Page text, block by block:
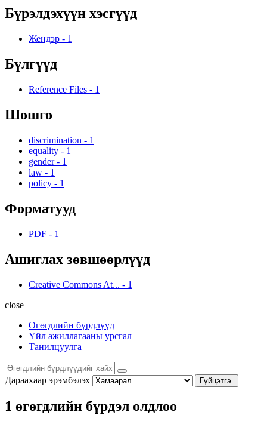
Бүрэлдэхүүн хэсгүүд
Жендэр - 1
Бүлгүүд
Reference Files - 1
Шошго
discrimination - 1
equality - 1
gender - 1
law - 1
policy - 1
Форматууд
PDF - 1
Ашиглах зөвшөөрлүүд
Creative Commons At... - 1
close
Өгөгдлийн бүрдлүүд
Үйл ажиллагааны урсгал
Танилцуулга
Дараахаар эрэмбэлэх Гүйцэтгэ.
1 өгөгдлийн бүрдэл олдлоо